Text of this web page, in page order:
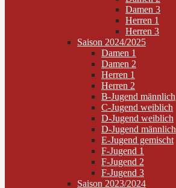
Damen 3
Herren 1
Herren 3
Saison 2024/2025
Damen 1
Damen 2
Herren 1
Herren 2
B-Jugend männlich
C-Jugend weiblich
D-Jugend weiblich
D-Jugend männlich
E-Jugend gemischt
F-Jugend 1
F-Jugend 2
F-Jugend 3
Saison 2023/2024